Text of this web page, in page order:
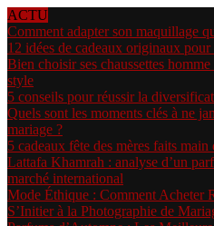
ACTU
Comment adapter son maquillage
12 idées de cadeaux originaux
Bien choisir ses chaussettes
style
5 conseils pour réussir la
Quels sont les moments clés à ne
mariage ?
5 cadeaux fête des mères faits
Lattafa Khamrah : analyse d’un
marché international
Mode Éthique : Comment Acheter
S’Initier à la Photographie de